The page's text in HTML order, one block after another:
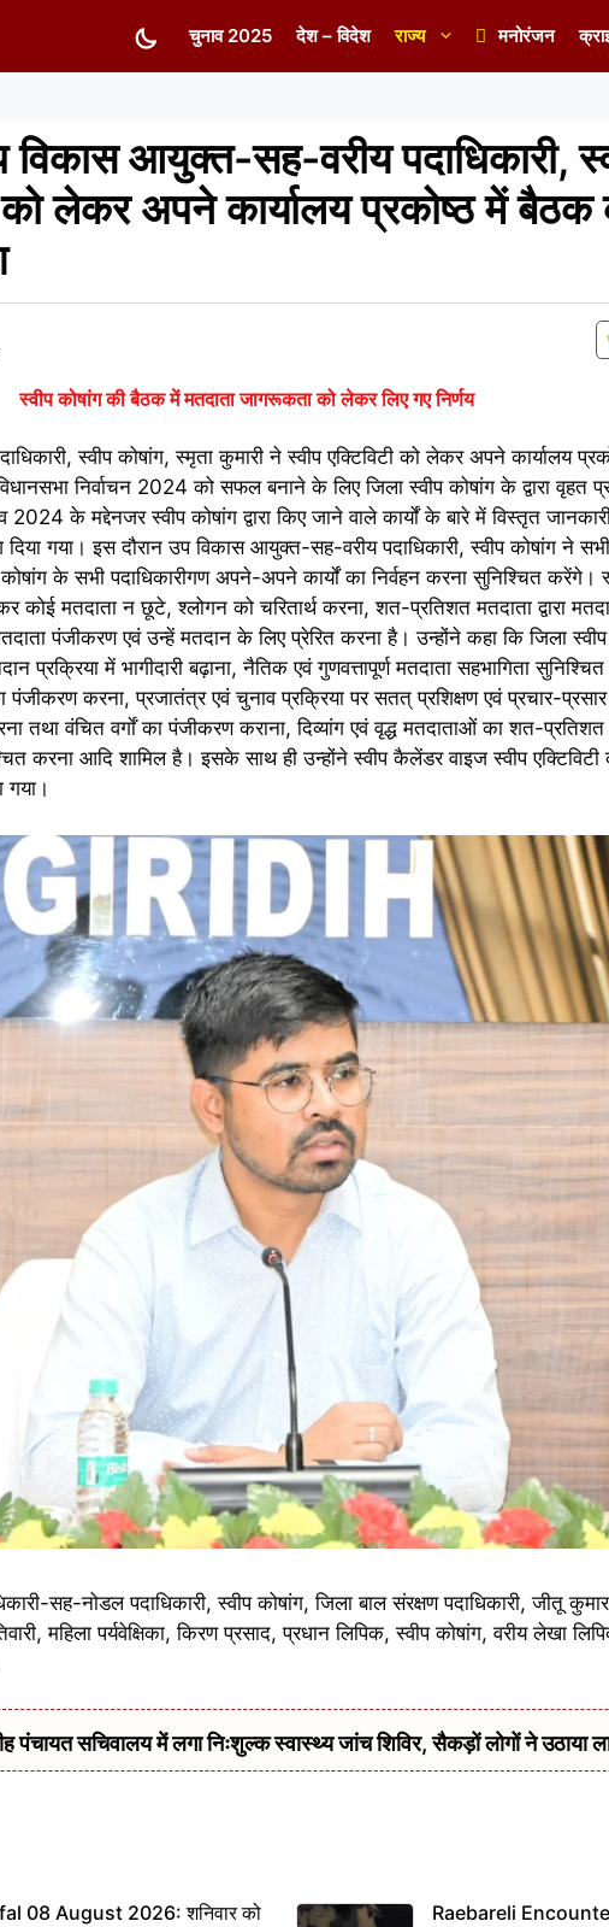
चुनाव 2025 देश – विदेश राज्य मनोरंजन
आयुक्त-सह-वरीय पदाधिकारी,
को लेकर अपने कार्यालय प्रकोष्ठ में बैठक
स्वीप कोषांग की बैठक में मतदाता जागरूकता को लेकर लिए गए निर्णय
स्वीप कोषांग, स्मृता कुमारी ने स्वीप एक्टिविटी को लेकर अपने कार्यालय
निर्वाचन 2024 को सफल बनाने के लिए जिला स्वीप कोषांग के द्वारा वृहत
2024 के मद्देनजर स्वीप कोषांग द्वारा किए जाने वाले कार्यों के बारे में विस्तृत
गया। इस दौरान उप विकास आयुक्त-सह-वरीय पदाधिकारी, स्वीप कोषांग ने
के सभी पदाधिकारीगण अपने-अपने कार्यों का निर्वहन करना सुनिश्चित करेंगे।
कोई मतदाता न छूटे, श्लोगन को चरितार्थ करना, शत-प्रतिशत मतदाता द्वारा
पंजीकरण एवं उन्हें मतदान के लिए प्रेरित करना है। उन्होंने कहा कि जिला स्वीप
प्रक्रिया में भागीदारी बढ़ाना, नैतिक एवं गुणवत्तापूर्ण मतदाता सहभागिता
करना, प्रजातंत्र एवं चुनाव प्रक्रिया पर सतत् प्रशिक्षण एवं प्रचार-प्रसार
तथा वंचित वर्गाें का पंजीकरण कराना, दिव्यांग एवं वृद्ध मतदाताओं का शत-
करना आदि शामिल है। इसके साथ ही उन्होंने स्वीप कैलेंडर वाइज स्वीप
गया।
सह-नोडल पदाधिकारी, स्वीप कोषांग, जिला बाल संरक्षण पदाधिकारी, जीतू
महिला पर्यवेक्षिका, किरण प्रसाद, प्रधान लिपिक, स्वीप कोषांग, वरीय लेखा
पंचायत सचिवालय में लगा निःशुल्क स्वास्थ्य जांच शिविर, सैकड़ों लोगों ने उठाया
08 August 2026: शनिवार को
Raebareli